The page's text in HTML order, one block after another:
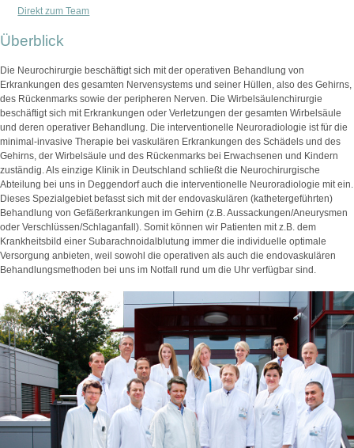
Direkt zum Team
Überblick
Die Neurochirurgie beschäftigt sich mit der operativen Behandlung von
Erkrankungen des gesamten Nervensystems und seiner Hüllen, also des Gehirns,
des Rückenmarks sowie der peripheren Nerven. Die Wirbelsäulenchirurgie
beschäftigt sich mit Erkrankungen oder Verletzungen der gesamten Wirbelsäule
und deren operativer Behandlung. Die interventionelle Neuroradiologie ist für die
minimal-invasive Therapie bei vaskulären Erkrankungen des Schädels und des
Gehirns, der Wirbelsäule und des Rückenmarks bei Erwachsenen und Kindern
zuständig. Als einzige Klinik in Deutschland schließt die Neurochirurgische
Abteilung bei uns in Deggendorf auch die interventionelle Neuroradiologie mit ein.
Dieses Spezialgebiet befasst sich mit der endovaskulären (kathetergeführten)
Behandlung von Gefäßerkrankungen im Gehirn (z.B. Aussackungen/Aneurysmen
oder Verschlüssen/Schlaganfall). Somit können wir Patienten mit z.B. dem
Krankheitsbild einer Subarachnoidalblutung immer die individuelle optimale
Versorgung anbieten, weil sowohl die operativen als auch die endovaskulären
Behandlungsmethoden bei uns im Notfall rund um die Uhr verfügbar sind.